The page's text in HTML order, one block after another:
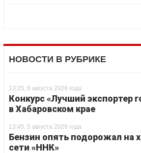
НОВОСТИ В РУБРИКЕ
13:25, 6 августа 2026 года
Конкурс «Лучший экспортер
в Хабаровском крае
13:45, 5 августа 2026 года
Бензин опять подорожал на
сети «ННК»